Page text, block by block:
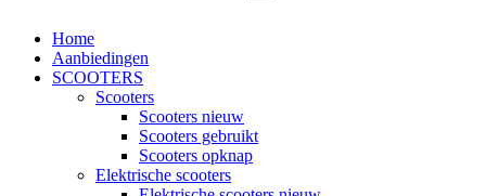
Home
Aanbiedingen
SCOOTERS
Scooters
Scooters nieuw
Scooters gebruikt
Scooters opknap
Elektrische scooters